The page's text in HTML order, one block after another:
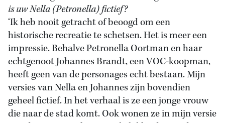
is uw Nella (Petronella) fictief?
‘Ik heb nooit getracht of beoogd om een
historische recreatie te schetsen. Het is meer een
impressie. Behalve Petronella Oortman en haar
echtgenoot Johannes Brandt, een VOC-koopman,
heeft geen van de personages echt bestaan. Mijn
versies van Nella en Johannes zijn bovendien
geheel fictief. In het verhaal is ze een jonge vrouw
die naar de stad komt. Ook wonen ze in mijn versie